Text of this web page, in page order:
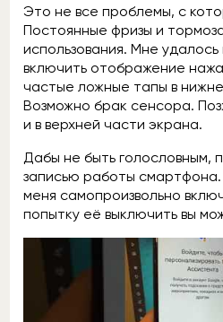
Это не все проблемы, с
Постоянные фризы и
использования. Мне удалось
включить отображение
частые ложные тапы в
Возможно брак сенсора.
и в верхней части экрана.
Дабы не быть голословным,
записью работы
меня самопроизвольно
попытку её выключить вы